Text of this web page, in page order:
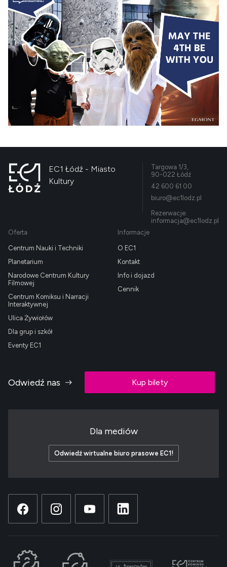
EC1 Łódź - Miasto
Kultury
Targowa 1/3,
90-022 Łódź
42 600 61 00
biuro@ec1lodz.pl
Rezerwacje:
informacja@ec1lodz.pl
Oferta
Centrum Nauki i Techniki
Planetarium
Narodowe Centrum Kultury
Filmowej
Centrum Komiksu i Narracji
Interaktywnej
Ulica Żywiołów
Dla grup i szkół
Eventy EC1
Informacje
O EC1
Kontakt
Info i dojazd
Cennik
Odwiedź nas Kup bilety
Dla mediów
Odwiedź wirtualne biuro prasowe EC1!